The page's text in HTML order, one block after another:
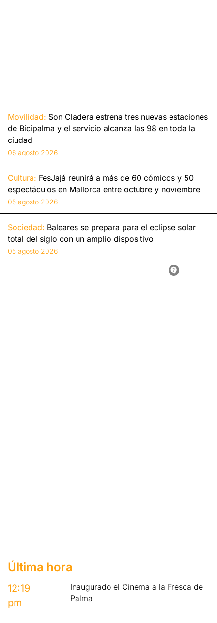
Movilidad: Son Cladera estrena tres nuevas estaciones
de Bicipalma y el servicio alcanza las 98 en toda la
ciudad
06 agosto 2026
Cultura: FesJajá reunirá a más de 60 cómicos y 50
espectáculos en Mallorca entre octubre y noviembre
05 agosto 2026
Sociedad: Baleares se prepara para el eclipse solar
total del siglo con un amplio dispositivo
05 agosto 2026
Última hora
12:19
pm
Inaugurado el Cinema a la Fresca de
Palma